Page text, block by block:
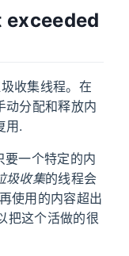
exceeded
收集线程。在
动分配和释放内
用.
一个特定的内
圾收集的线程会
使用的内容超出
把这个活做的很